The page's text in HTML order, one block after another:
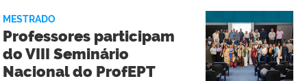
MESTRADO
Professores participam
do VIII Seminário
Nacional do ProfEPT